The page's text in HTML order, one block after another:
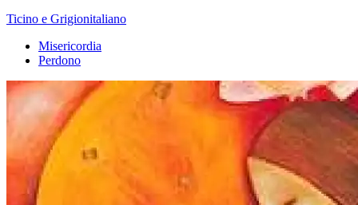
Ticino e Grigionitaliano
Misericordia
Perdono